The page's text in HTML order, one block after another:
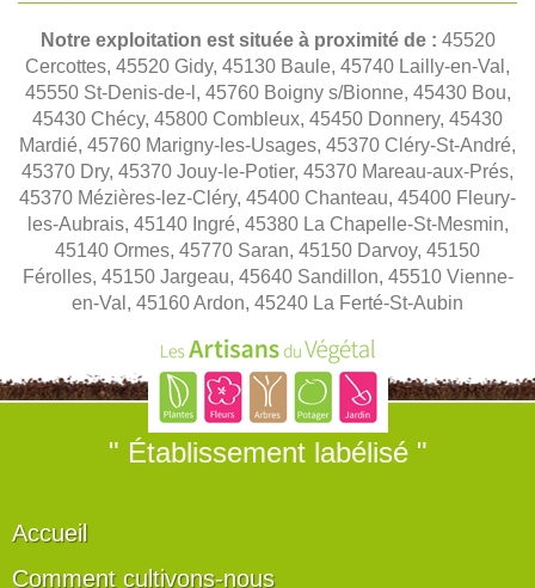
Notre exploitation est située à proximité de : 45520
Cercottes, 45520 Gidy, 45130 Baule, 45740 Lailly-en-Val,
45550 St-Denis-de-l, 45760 Boigny s/Bionne, 45430 Bou,
45430 Chécy, 45800 Combleux, 45450 Donnery, 45430
Mardié, 45760 Marigny-les-Usages, 45370 Cléry-St-André,
45370 Dry, 45370 Jouy-le-Potier, 45370 Mareau-aux-Prés,
45370 Mézières-lez-Cléry, 45400 Chanteau, 45400 Fleury-
les-Aubrais, 45140 Ingré, 45380 La Chapelle-St-Mesmin,
45140 Ormes, 45770 Saran, 45150 Darvoy, 45150
Férolles, 45150 Jargeau, 45640 Sandillon, 45510 Vienne-
en-Val, 45160 Ardon, 45240 La Ferté-St-Aubin
" Établissement labélisé "
Accueil
Comment cultivons-nous